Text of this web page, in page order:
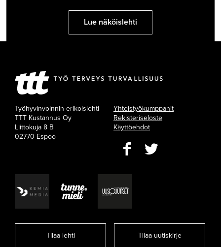
Lue näköislehti
Työhyvinvoinnin erikoislehti
TTT Kustannus Oy
Liittokuja 8 B
02770 Espoo
Yhteistyökumppanit
Rekisteriseloste
Käyttöehdot
Tilaa lehti Tilaa uutiskirje